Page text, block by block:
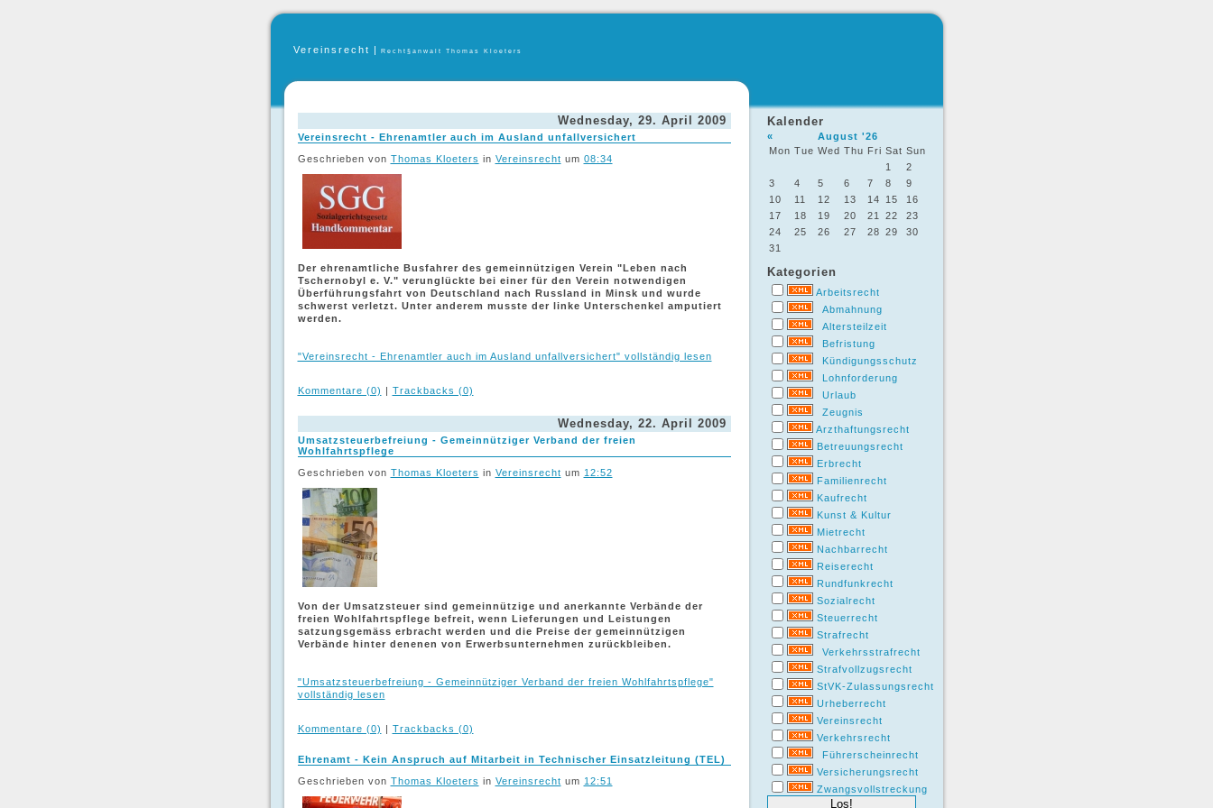
Vereinsrecht | Recht§anwalt Thomas Kloeters
Kalender
«
August '26
Mon Tue Wed Thu Fri Sat Sun
1
2
3
4 5 6 7 8
9
10
11 12 13 14 15
16
17
18 19 20 21 22
23
24
25 26 27 28 29
30
31
Kategorien
Arbeitsrecht
Abmahnung
Altersteilzeit
Befristung
Kündigungsschutz
Lohnforderung
Urlaub
Zeugnis
Arzthaftungsrecht
Betreuungsrecht
Erbrecht
Familienrecht
Kaufrecht
Kunst & Kultur
Mietrecht
Nachbarrecht
Reiserecht
Rundfunkrecht
Sozialrecht
Steuerrecht
Strafrecht
Verkehrsstrafrecht
Strafvollzugsrecht
StVK-Zulassungsrecht
Urheberrecht
Vereinsrecht
Verkehrsrecht
Führerscheinrecht
Versicherungsrecht
Zwangsvollstreckung
Wednesday, 29. April 2009
Vereinsrecht - Ehrenamtler auch im Ausland unfallversichert
Geschrieben von Thomas Kloeters in Vereinsrecht um 08:34
Der ehrenamtliche Busfahrer des gemeinnützigen Verein "Leben nach
Tschernobyl e. V." verunglückte bei einer für den Verein notwendigen
Überführungsfahrt von Deutschland nach Russland in Minsk und wurde
schwerst verletzt. Unter anderem musste der linke Unterschenkel amputiert
werden.
"Vereinsrecht - Ehrenamtler auch im Ausland unfallversichert" vollständig lesen
Kommentare (0) | Trackbacks (0)
Wednesday, 22. April 2009
Umsatzsteuerbefreiung - Gemeinnütziger Verband der freien
Wohlfahrtspflege
Geschrieben von Thomas Kloeters in Vereinsrecht um 12:52
Von der Umsatzsteuer sind gemeinnützige und anerkannte Verbände der
freien Wohlfahrtspflege befreit, wenn Lieferungen und Leistungen
satzungsgemäss erbracht werden und die Preise der gemeinnützigen
Verbände hinter denenen von Erwerbsunternehmen zurückbleiben.
"Umsatzsteuerbefreiung - Gemeinnütziger Verband der freien Wohlfahrtspflege"
vollständig lesen
Kommentare (0) | Trackbacks (0)
Ehrenamt - Kein Anspruch auf Mitarbeit in Technischer Einsatzleitung (TEL)
Geschrieben von Thomas Kloeters in Vereinsrecht um 12:51